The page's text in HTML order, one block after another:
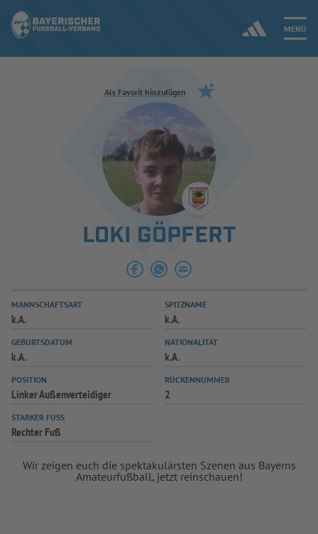
MENÜ
Jetzt einloggen
ERGEBNISSE & WETTBEWERBE
SPIELBETRIEB & VERBANDSLEBEN
AUSBILDUNG & FÖRDERUNG
SPIELPLUS
Als Favorit hinzufügen
LOKI GÖPFERT
MANNSCHAFTSART
k.A.
SPITZNAME
k.A.
GEBURTSDATUM
k.A.
NATIONALITÄT
k.A.
POSITION
Linker Außenverteidiger
RÜCKENNUMMER
2
STARKER FUSS
Rechter Fuß
Wir zeigen euch die spektakulärsten Szenen aus Bayerns
Amateurfußball, jetzt reinschauen!